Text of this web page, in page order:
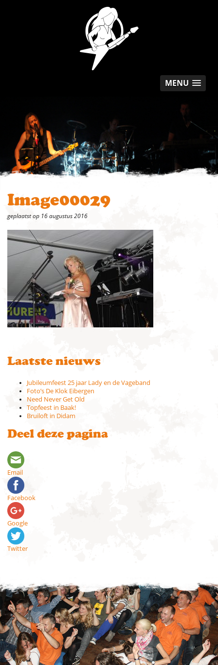
MENU
Image00029
geplaatst op 16 augustus 2016
Laatste nieuws
Jubileumfeest 25 jaar Lady en de Vageband
Foto’s De Klok Eibergen
Need Never Get Old
Topfeest in Baak!
Bruiloft in Didam
Deel deze pagina
Email
Facebook
Google
Twitter